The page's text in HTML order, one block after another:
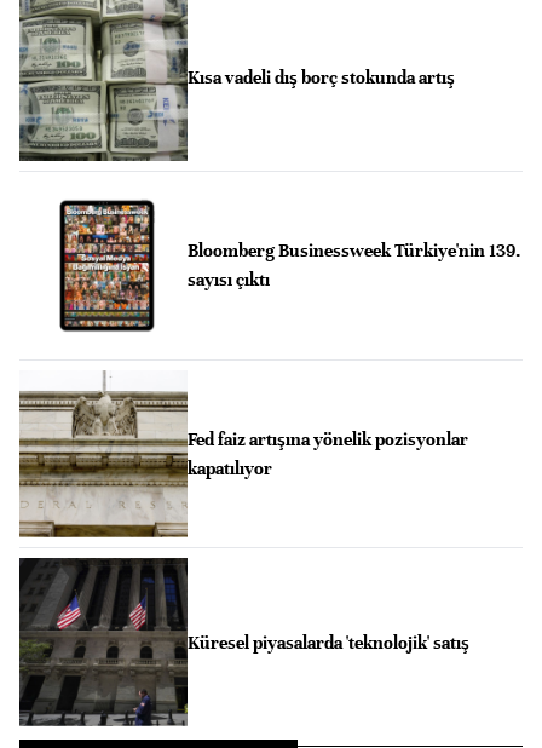
Kısa vadeli dış borç stokunda artış
Bloomberg Businessweek Türkiye'nin 139.
sayısı çıktı
Fed faiz artışına yönelik pozisyonlar
kapatılıyor
Küresel piyasalarda 'teknolojik' satış